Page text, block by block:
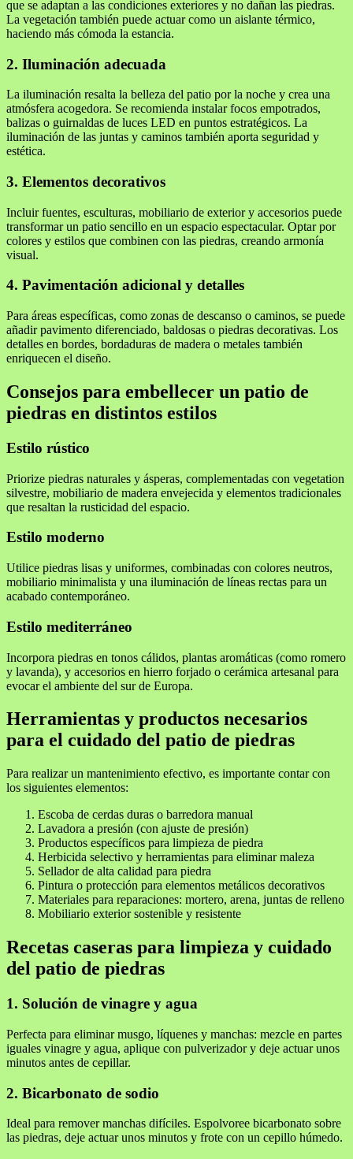
que se adaptan a las condiciones exteriores y no dañan las piedras.
La vegetación también puede actuar como un aislante térmico,
haciendo más cómoda la estancia.
2. Iluminación adecuada
La iluminación resalta la belleza del patio por la noche y crea una
atmósfera acogedora. Se recomienda instalar focos empotrados,
balizas o guirnaldas de luces LED en puntos estratégicos. La
iluminación de las juntas y caminos también aporta seguridad y
estética.
3. Elementos decorativos
Incluir fuentes, esculturas, mobiliario de exterior y accesorios puede
transformar un patio sencillo en un espacio espectacular. Optar por
colores y estilos que combinen con las piedras, creando armonía
visual.
4. Pavimentación adicional y detalles
Para áreas específicas, como zonas de descanso o caminos, se puede
añadir pavimento diferenciado, baldosas o piedras decorativas. Los
detalles en bordes, bordaduras de madera o metales también
enriquecen el diseño.
Consejos para embellecer un patio de
piedras en distintos estilos
Estilo rústico
Priorize piedras naturales y ásperas, complementadas con vegetation
silvestre, mobiliario de madera envejecida y elementos tradicionales
que resaltan la rusticidad del espacio.
Estilo moderno
Utilice piedras lisas y uniformes, combinadas con colores neutros,
mobiliario minimalista y una iluminación de líneas rectas para un
acabado contemporáneo.
Estilo mediterráneo
Incorpora piedras en tonos cálidos, plantas aromáticas (como romero
y lavanda), y accesorios en hierro forjado o cerámica artesanal para
evocar el ambiente del sur de Europa.
Herramientas y productos necesarios
para el cuidado del patio de piedras
Para realizar un mantenimiento efectivo, es importante contar con
los siguientes elementos:
Escoba de cerdas duras o barredora manual
Lavadora a presión (con ajuste de presión)
Productos específicos para limpieza de piedra
Herbicida selectivo y herramientas para eliminar maleza
Sellador de alta calidad para piedra
Pintura o protección para elementos metálicos decorativos
Materiales para reparaciones: mortero, arena, juntas de relleno
Mobiliario exterior sostenible y resistente
Recetas caseras para limpieza y cuidado
del patio de piedras
1. Solución de vinagre y agua
Perfecta para eliminar musgo, líquenes y manchas: mezcle en partes
iguales vinagre y agua, aplique con pulverizador y deje actuar unos
minutos antes de cepillar.
2. Bicarbonato de sodio
Ideal para remover manchas difíciles. Espolvoree bicarbonato sobre
las piedras, deje actuar unos minutos y frote con un cepillo húmedo.